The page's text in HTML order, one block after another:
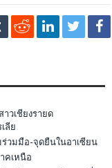
วเชียงรายด
ลีย
วมมือ-จุดยืนในอาเซียน
คเหนือ